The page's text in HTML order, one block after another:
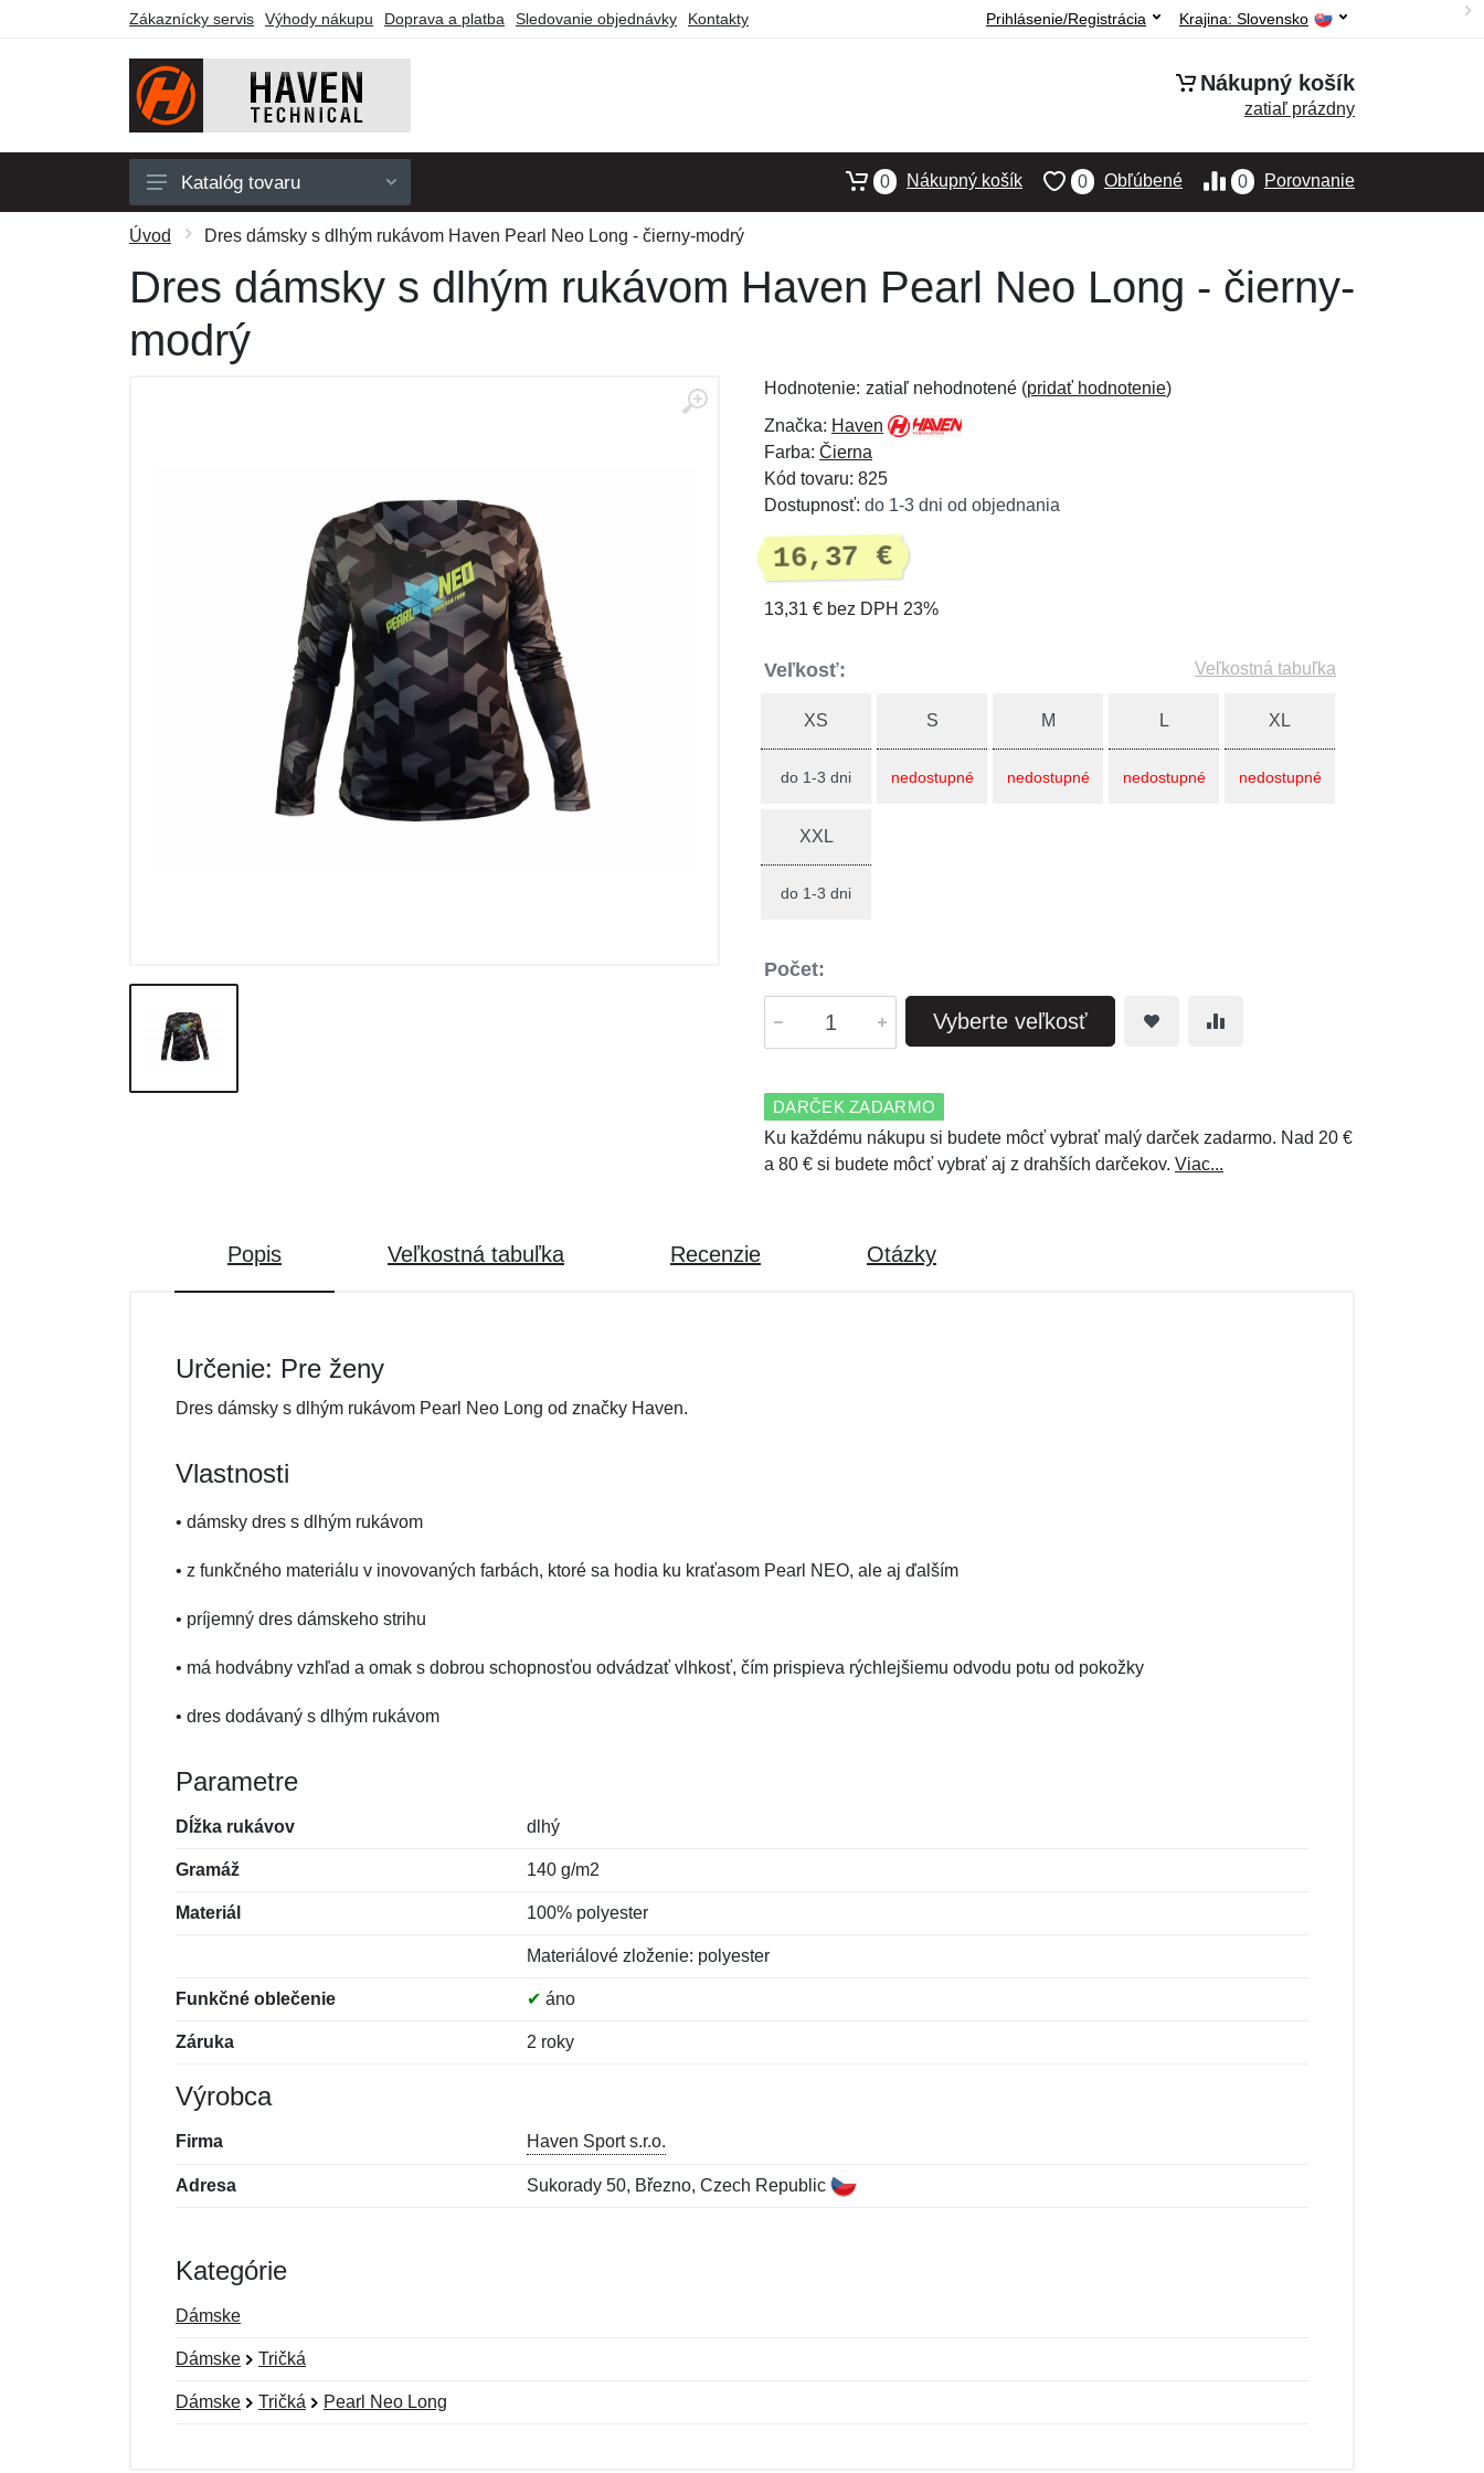
Zákaznícky servis Výhody nákupu Doprava a platba Sledovanie objednávky Kontakty Krajina: Slovensko
Prihlásenie/Registrácia
Nákupný košík
zatiaľ prázdny
Pánske
Dámske
Doplnky
Katalóg tovaru 0 Porovnanie
0 Obľúbené
0 Nákupný košík
Úvod Dres dámsky s dlhým rukávom Haven Pearl Neo Long - čierny-modrý
Dres dámsky s dlhým rukávom Haven Pearl Neo Long - čierny-
modrý
Hodnotenie: zatiaľ nehodnotené (pridať hodnotenie)
Značka: Haven
Farba: Čierna
Kód tovaru: 825
Dostupnosť: do 1-3 dni od objednania
16,37 €
13,31 € bez DPH 23%
Veľkosť: Veľkostná tabuľka
XS
do 1-3 dni
S
nedostupné
M
nedostupné
L
nedostupné
XL
nedostupné
XXL
do 1-3 dni
Počet:
Vyberte veľkosť
DARČEK ZADARMO
Ku každému nákupu si budete môcť vybrať malý darček zadarmo. Nad 20 €
a 80 € si budete môcť vybrať aj z drahších darčekov. Viac...
Popis Veľkostná tabuľka Recenzie Otázky
Určenie: Pre ženy
Dres dámsky s dlhým rukávom Pearl Neo Long od značky Haven.
Vlastnosti
• dámsky dres s dlhým rukávom
• z funkčného materiálu v inovovaných farbách, ktoré sa hodia ku kraťasom Pearl NEO, ale aj ďalším
• príjemný dres dámskeho strihu
• má hodvábny vzhľad a omak s dobrou schopnosťou odvádzať vlhkosť, čím prispieva rýchlejšiemu odvodu potu od pokožky
• dres dodávaný s dlhým rukávom
Parametre
Dĺžka rukávov dlhý
Gramáž 140 g/m2
Materiál 100% polyester
Materiálové zloženie: polyester
Funkčné oblečenie ✔ áno
Záruka 2 roky
Výrobca
Firma Haven Sport s.r.o.
Adresa Sukorady 50, Březno, Czech Republic
Kategórie
Dámske
Dámske Tričká
Dámske Tričká Pearl Neo Long